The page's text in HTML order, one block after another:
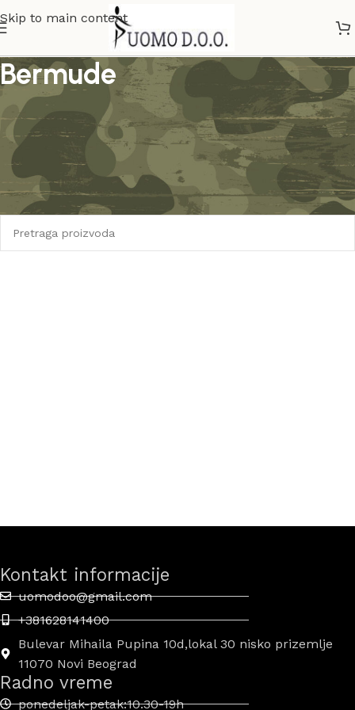
Skip to main content
Bermude
bermude dzeparice od keper pamuka po do rip stopa
bermude u svim velivcinama od M pa do XXXl
Početna ARMI MILITARY PROGRAM Bermude
Nijedan proizvod ne odgovara izabranim kriterijumima.
Kontakt informacije
uomodoo@gmail.com
+381628141400
Bulevar Mihaila Pupina 10d,lokal 30 nisko prizemlje
11070 Novi Beograd
Radno vreme
ponedeljak-petak:10.30-19h